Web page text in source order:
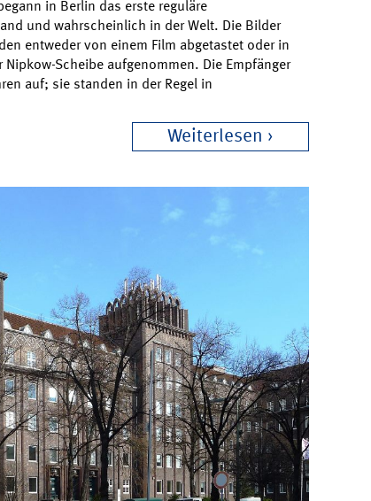
in Berlin das erste reguläre
und wahrscheinlich in der Welt. Die Bilder
entweder von einem Film abgetastet oder in
Scheibe aufgenommen. Die Empfänger
auf; sie standen in der Regel in
Weiterlesen